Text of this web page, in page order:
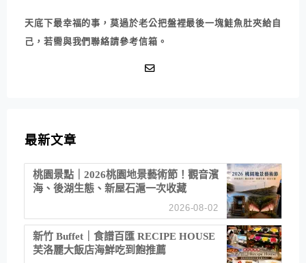
天底下最幸福的事，莫過於老公把盤裡最後一塊鮭魚肚夾給自
己，若需與我們聯絡請參考信箱。
最新文章
桃園景點｜2026桃園地景藝術節！觀音濱
海、後湖生態、新屋石滬一次收藏
2026-08-02
新竹 Buffet｜食譜百匯 RECIPE HOUSE
芙洛麗大飯店海鮮吃到飽推薦